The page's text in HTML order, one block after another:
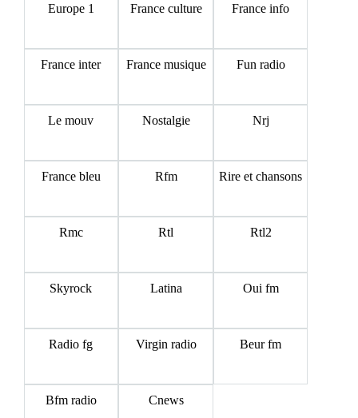
Europe 1 France culture France info
France inter France musique Fun radio
Le mouv Nostalgie Nrj
France bleu Rfm Rire et chansons
Rmc Rtl Rtl2
Skyrock Latina Oui fm
Radio fg Virgin radio Beur fm
Bfm radio Cnews